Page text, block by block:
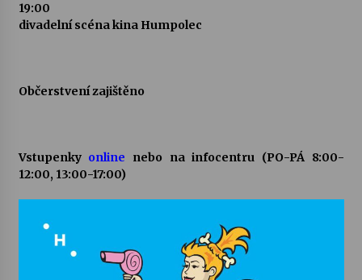
Za kulturou kousek za Humpolec. V Želivě ožije
Petr Adamec – Malovaný svět
19:00
divadelní scéna kina Humpolec
Občerstvení zajištěno
Vstupenky online nebo na infocentru (PO-PÁ 8:00-
12:00, 13:00-17:00)